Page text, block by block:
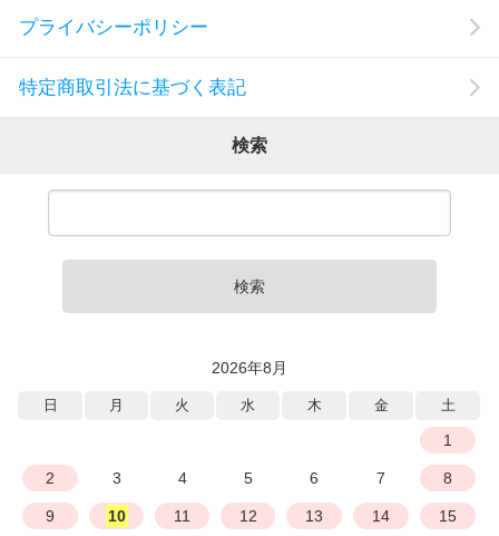
プライバシーポリシー
特定商取引法に基づく表記
検索
検索
2026年8月
日 月 火 水 木 金 土
1
2 3 4 5 6 7 8
9 10 11 12 13 14 15